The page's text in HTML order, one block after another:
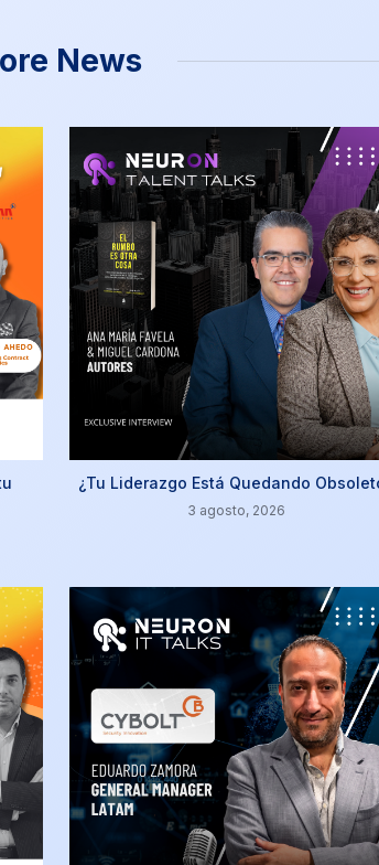
News
¿Tu Liderazgo Está Quedando
3 agosto, 2026